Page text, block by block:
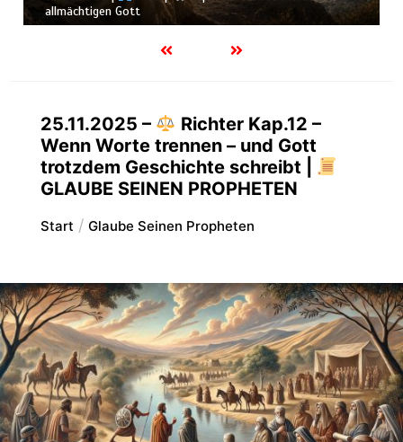
allmächtigen Gott
25.11.2025 –
Richter Kap.12 –
Wenn Worte trennen – und Gott
trotzdem Geschichte schreibt |
GLAUBE SEINEN PROPHETEN
Start Glaube Seinen Propheten